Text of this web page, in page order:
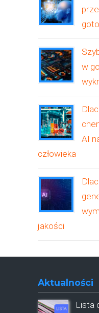
w
AI
człowieka
jakości
Aktualności
Lista